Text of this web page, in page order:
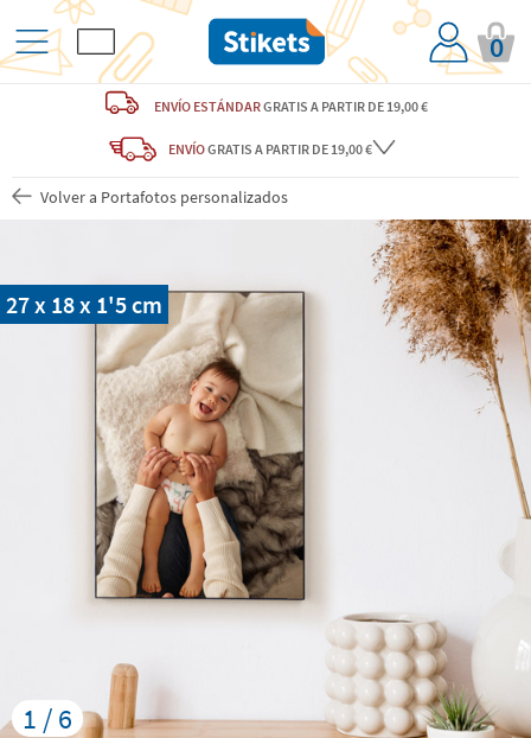
0
ENVÍO ESTÁNDARGRATIS A PARTIR DE 19,00 €
ENVÍOGRATIS A PARTIR DE 19,00 €
Volver a Portafotos personalizados
1 / 6
27 x 18 x 1'5 cm